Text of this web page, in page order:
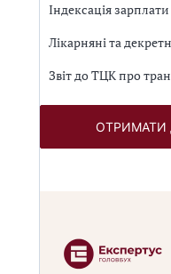
Індексація
Лікарняні та
Звіт до ТЦК про
ОТРИМАТИ